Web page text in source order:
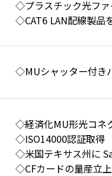
◇プラスチック光ファ
◇CAT6 LAN配線製品
◇MUシャッター付き
◇経済化MU形光コネ
◇ISO14000認証取得
◇米国テキサス州に
◇CFカードの量産立